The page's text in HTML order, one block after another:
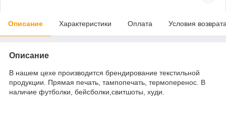
Описание Характеристики Оплата Условия
Описание
В нашем цехе производится брендирование текстильной
продукции. Прямая печать, тампопечать, термоперенос. В
наличие футболки, бейсболки,свитшоты, худи.